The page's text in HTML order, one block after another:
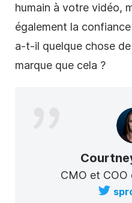
humain à votre vidéo,
également la
a-t-il quelque chose
marque que cela ?
CMO et COO